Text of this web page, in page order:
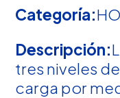
Categoría:
Descripción:
tres niveles
carga por